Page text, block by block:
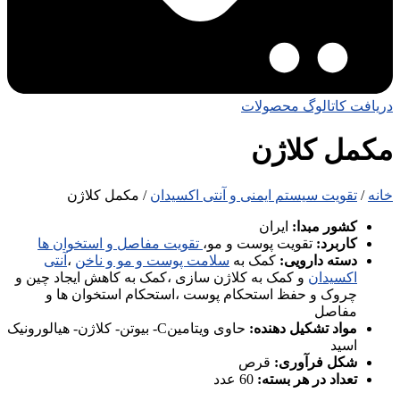
دریافت کاتالوگ محصولات
مکمل کلاژن
خانه / تقویت سیستم ایمنی و آنتی اکسیدان / مکمل کلاژن
کشور مبدا: ایران
کاربرد: تقویت پوست و مو، تقویت مفاصل و استخوان ها
دسته دارویی: کمک به سلامت پوست و مو و ناخن ، آنتی
اکسیدان و کمک به کلاژن سازی ،کمک به کاهش ایجاد چین و
چروک و حفظ استحکام پوست ،استحکام استخوان ها و
مفاصل
مواد تشکیل دهنده:
حاوی ویتامینC- بیوتن- کلاژن- هیالورونیک
اسید
شکل فرآوری: قرص
تعداد در هر بسته: